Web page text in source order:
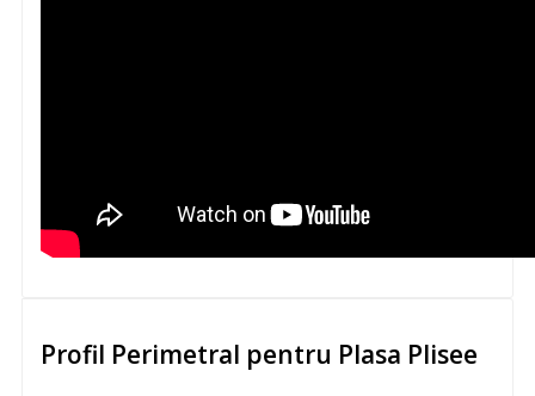
Profil Perimetral pentru Plasa Plisee